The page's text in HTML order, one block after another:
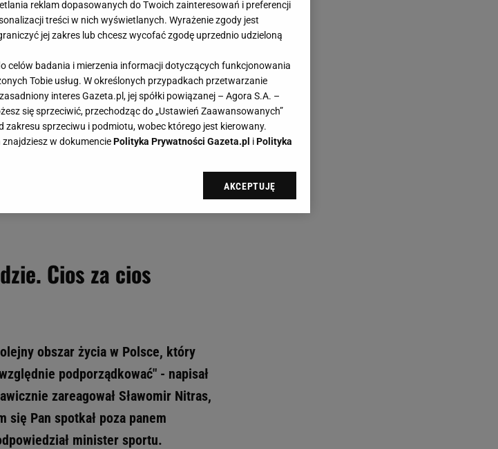
Cios za cios
obszar życia w Polsce, który
podporządkować" - napisał
zareagował Sławomir Nitras,
się Pan spotkał poza panem
minister sportu.
reklam dopasowanych do Twoich zainteresowań i preferencji
treści w nich wyświetlanych. Wyrażenie zgody jest
jej zakres lub chcesz wycofać zgodę uprzednio udzieloną
celów badania i mierzenia informacji dotyczących funkcjonowania
Tobie usług. W określonych przypadkach przetwarzanie
interes Gazeta.pl, jej spółki powiązanej – Agora S.A. –
się sprzeciwić, przechodząc do „Ustawień Zaawansowanych”
sprzeciwu i podmiotu, wobec którego jest kierowany.
w dokumenciePolityka Prywatności Gazeta.pl iPolityka
i przechowywanie plików cookie Gazeta.pl sp. z o.o., jej
końcowym. Możesz w każdej chwili zmienić swoje preferencje
dane osobowe w następujących celach:
AKCEPTUJĘ